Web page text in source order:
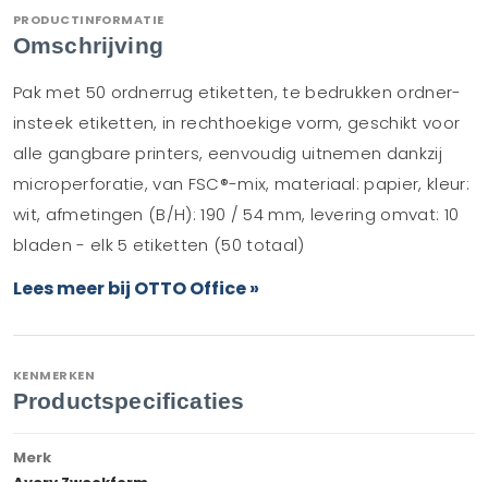
PRODUCTINFORMATIE
Omschrijving
Pak met 50 ordnerrug etiketten, te bedrukken ordner-
insteek etiketten, in rechthoekige vorm, geschikt voor
alle gangbare printers, eenvoudig uitnemen dankzij
microperforatie, van FSC®-mix, materiaal: papier, kleur:
wit, afmetingen (B/H): 190 / 54 mm, levering omvat: 10
bladen - elk 5 etiketten (50 totaal)
Lees meer bij OTTO Office »
KENMERKEN
Productspecificaties
Merk